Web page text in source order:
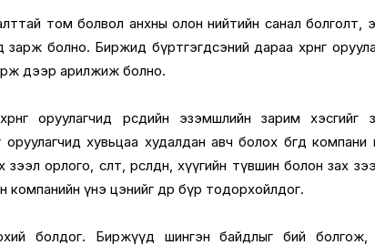
том болвол анхны олон нийтийн санал болголт,
болно. Биржид бүртгэгдсэний дараа хөрөнгө
дээр арилжиж болно.
оруулагчид өөрсдийн эзэмшлийн зарим хэсгийг
оруулагчид хувьцаа худалдан авч болох бөгөөд
орлого, өсөлт, өрсөлдөөн, хүүгийн түвшин болон зах
компанийн үнэ цэнийг өдөр бүр тодорхойлдог.
болдог. Биржүүд шингэн байдлыг бий болгож,